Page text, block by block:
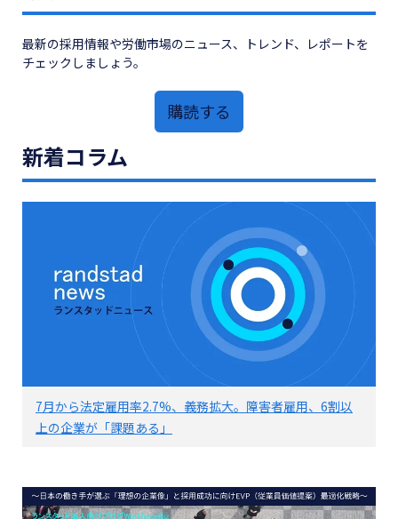
最新の採用情報や労働市場のニュース、トレンド、レポートを
チェックしましょう。
購読する
新着コラム
7月から法定雇用率2.7%、義務拡大。障害者雇用、6割以
上の企業が「課題ある」